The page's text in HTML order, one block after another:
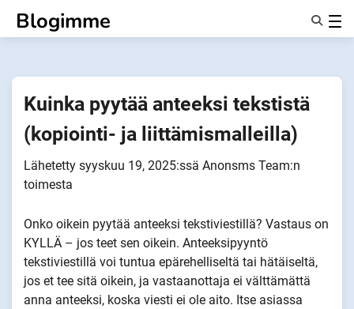
sisältöön
Blogimme
Tietoa Meistä
Kuinka pyytää anteeksi tekstistä
(kopiointi- ja liittämismalleilla)
Lähetetty syyskuu 19, 2025:ssä Anonsms Team:n
toimesta
Onko oikein pyytää anteeksi tekstiviestillä? Vastaus on
KYLLÄ – jos teet sen oikein. Anteeksipyyntö
tekstiviestillä voi tuntua epärehelliseltä tai hätäiseltä,
jos et tee sitä oikein, ja vastaanottaja ei välttämättä
anna anteeksi, koska viesti ei ole aito. Itse asiassa